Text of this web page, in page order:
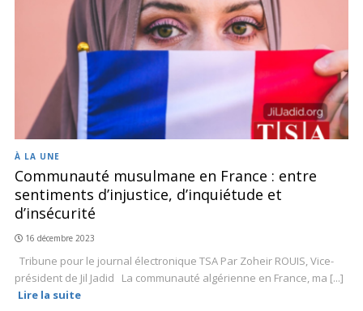
À LA UNE
Communauté musulmane en France : entre
sentiments d’injustice, d’inquiétude et
d’insécurité
16 décembre 2023
Tribune pour le journal électronique TSA Par Zoheir ROUIS, Vice-
président de Jil Jadid La communauté algérienne en France, ma [...]
Lire la suite